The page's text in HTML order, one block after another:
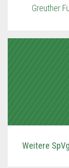
Greuther
Weitere